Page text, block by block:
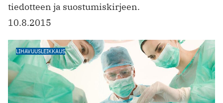
tiedotteen ja suostumiskirjeen.
10.8.2015
LIHAVUUSLEIKKAUS